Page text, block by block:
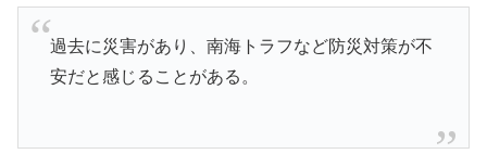
過去に災害があり、南海トラフなど防災対策が不
安だと感じることがある。